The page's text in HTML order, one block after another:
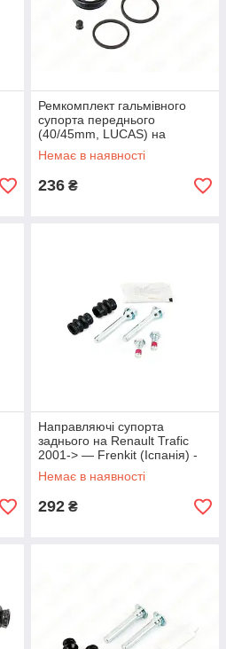
Ремкомплект гальмівного
супорта переднього
(40/45mm, LUCAS) на
Renault Trafic II 2001->2014
— Autofren - D4-721
Немає в наявності
236 ₴
Направляючі супорта
заднього на Renault Trafic
2001-> — Frenkit (Іспанія) -
808007
Немає в наявності
292 ₴